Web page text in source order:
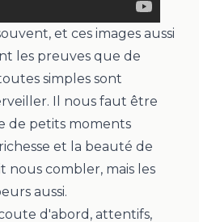
et ces images aussi
les preuves que de
simples sont
Il nous faut être
de petits moments
et la beauté de
nous combler, mais les
aussi.
d'abord, attentifs,